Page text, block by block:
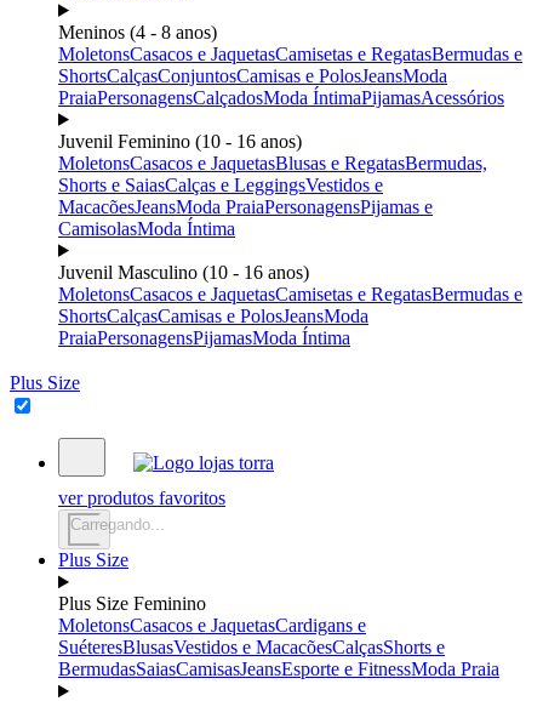
Meninos (4 - 8 anos)
MoletonsCasacos e JaquetasCamisetas e RegatasBermudas e
ShortsCalçasConjuntosCamisas e PolosJeansModa
PraiaPersonagensCalçadosModa ÍntimaPijamasAcessórios
Juvenil Feminino (10 - 16 anos)
MoletonsCasacos e JaquetasBlusas e RegatasBermudas,
Shorts e SaiasCalças e LeggingsVestidos e
MacacõesJeansModa PraiaPersonagensPijamas e
CamisolasModa Íntima
Juvenil Masculino (10 - 16 anos)
MoletonsCasacos e JaquetasCamisetas e RegatasBermudas e
ShortsCalçasCamisas e PolosJeansModa
PraiaPersonagensPijamasModa Íntima
Plus Size
ver produtos favoritos
Carregando...
Plus Size
Plus Size Feminino
MoletonsCasacos e JaquetasCardigans e
SuéteresBlusasVestidos e MacacõesCalçasShorts e
BermudasSaiasCamisasJeansEsporte e FitnessModa Praia